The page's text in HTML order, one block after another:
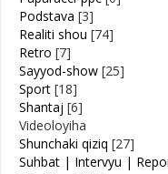
Podstava [3]
Realiti shou [74]
Retro [7]
Sayyod-show [25]
Sport [18]
Shantaj [6]
Videoloyiha
Shunchaki qiziq [27]
Suhbat | Intervyu |